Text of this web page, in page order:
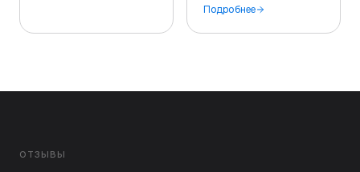
Подробнее
ОТЗЫВЫ